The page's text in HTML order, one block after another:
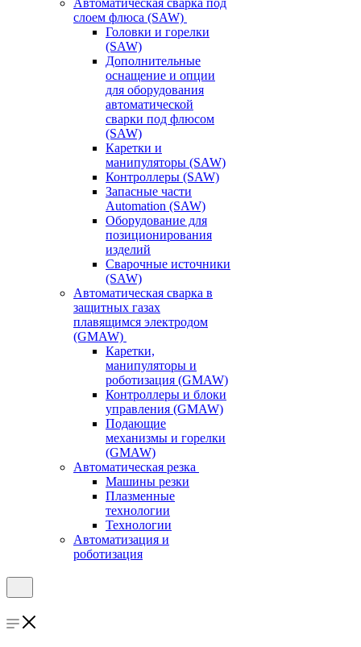
Автоматическая сварка под
слоем флюса (SAW)
Головки и горелки
(SAW)
Дополнительные
оснащение и опции
для оборудования
автоматической
сварки под флюсом
(SAW)
Каретки и
манипуляторы (SAW)
Контроллеры (SAW)
Запасные части
Automation (SAW)
Оборудование для
позиционирования
изделий
Сварочные источники
(SAW)
Автоматическая сварка в
защитных газах
плавящимся электродом
(GMAW)
Каретки,
манипуляторы и
роботизация (GMAW)
Контроллеры и блоки
управления (GMAW)
Подающие
механизмы и горелки
(GMAW)
Автоматическая резка
Машины резки
Плазменные
технологии
Технологии
Автоматизация и
роботизация